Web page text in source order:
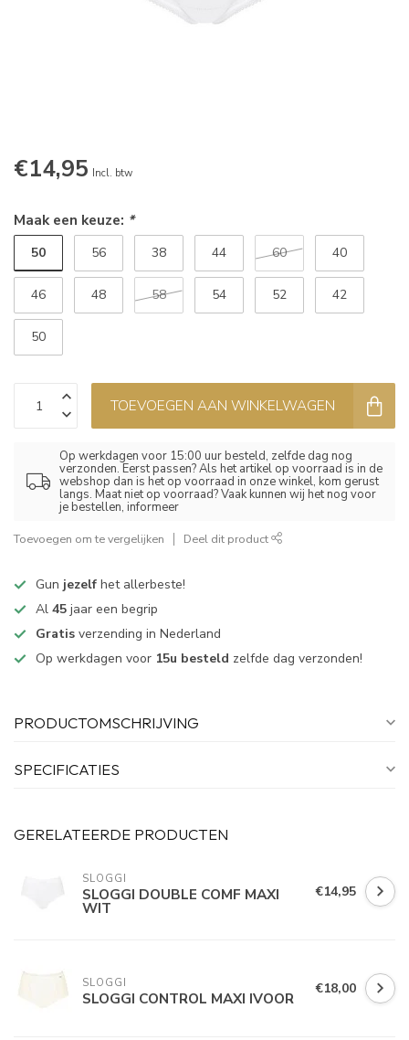
€14,95 Incl. btw
Maak een keuze: *
50 56 38 44 60 40
46 48 58 54 52 42
50
TOEVOEGEN AAN WINKELWAGEN
Op werkdagen voor 15:00 uur besteld, zelfde dag nog
verzonden. Eerst passen? Als het artikel op voorraad is in de
webshop dan is het op voorraad in onze winkel, kom gerust
langs. Maat niet op voorraad? Vaak kunnen wij het nog voor
je bestellen, informeer
Toevoegen om te vergelijken Deel dit product
Gun jezelf het allerbeste!
Al 45 jaar een begrip
Gratis verzending in Nederland
Op werkdagen voor 15u besteld zelfde dag verzonden!
PRODUCTOMSCHRIJVING
SPECIFICATIES
GERELATEERDE PRODUCTEN
SLOGGI
SLOGGI DOUBLE COMF MAXI
WIT
€14,95
SLOGGI
SLOGGI CONTROL MAXI IVOOR €18,00